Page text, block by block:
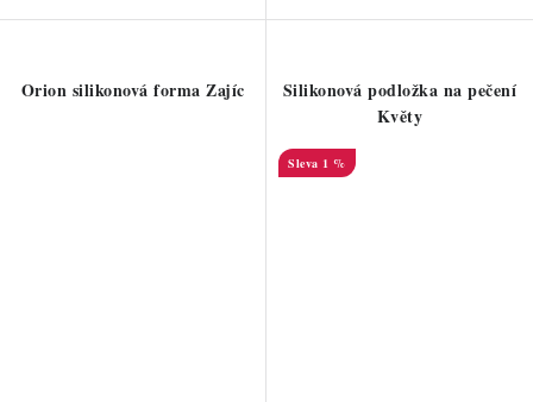
Orion silikonová forma Zajíc
Silikonová podložka na pečení
Květy
1 %